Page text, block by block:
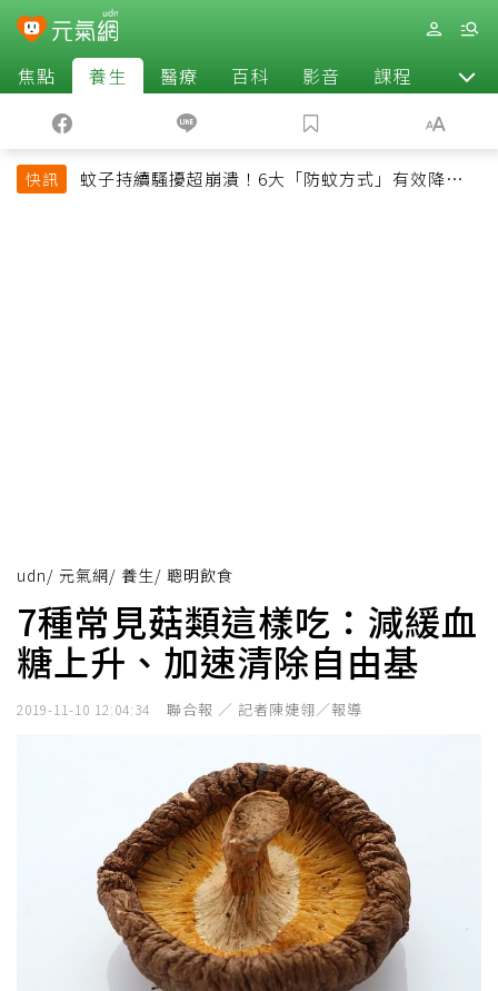
焦點 養生 醫療 百科 影音 課程 退休
快訊
蚊子持續騷擾超崩潰！6大「防蚊方式」有效降低被
udn/ 元氣網/ 養生/ 聰明飲食
7種常見菇類這樣吃：減緩血
糖上升、加速清除自由基
2019-11-10 12:04:34 聯合報 ／ 記者陳婕翎／報導